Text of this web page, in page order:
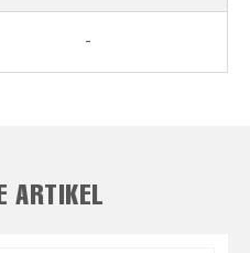
-
ARTIKEL